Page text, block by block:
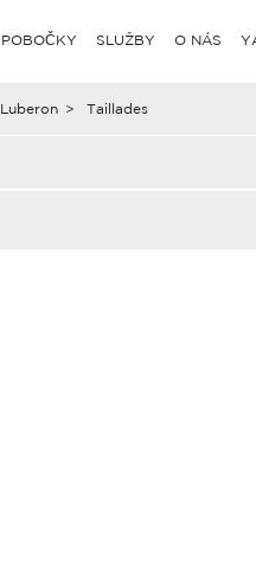
POBOČKY SLUŽBY O NÁS
Luberon > Taillades